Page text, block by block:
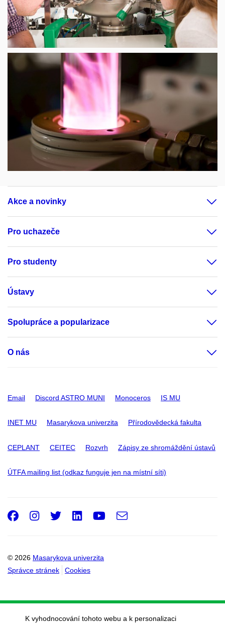
Akce a novinky
Pro uchazeče
Pro studenty
Ústavy
Spolupráce a popularizace
O nás
Email Discord ASTRO MUNI Monoceros IS MU
INET MU Masarykova univerzita Přírodovědecká fakulta
CEPLANT CEITEC Rozvrh Zápisy ze shromáždění ústavů
ÚTFA mailing list (odkaz funguje jen na místní síti)
© 2026 Masarykova univerzita
Správce stránek
Cookies
Facebook
Instagram
Twitter
LinkedIn
Youtube
e-
K vyhodnocování tohoto webu a k personalizaci